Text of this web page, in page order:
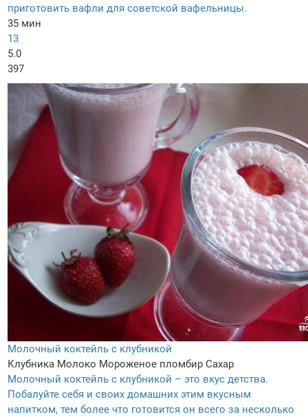
приготовить вафли для советской вафельницы.
35 мин
13
5.0
397
Молочный коктейль с клубникой
Клубника Молоко Мороженое пломбир Сахар
Молочный коктейль с клубникой – это вкус детства.
Побалуйте себя и своих домашних этим вкусным
напитком, тем более что готовится он всего за несколько